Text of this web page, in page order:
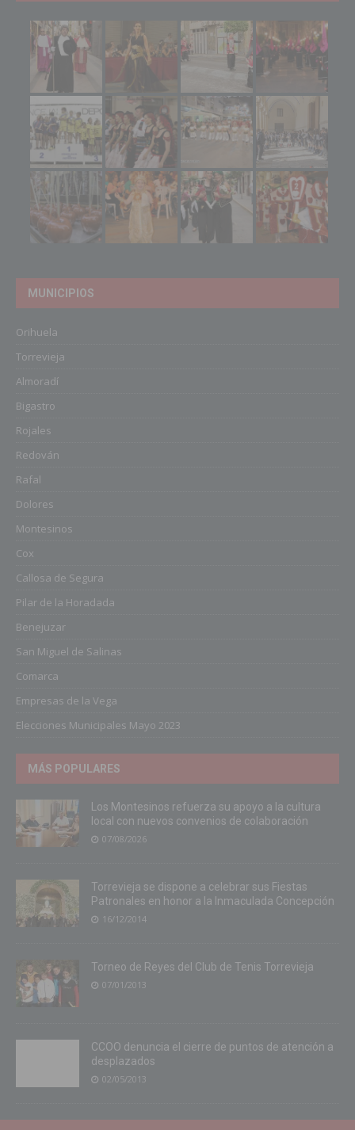
MUNICIPIOS
Orihuela
Torrevieja
Almoradí
Bigastro
Rojales
Redován
Rafal
Dolores
Montesinos
Cox
Callosa de Segura
Pilar de la Horadada
Benejuzar
San Miguel de Salinas
Comarca
Empresas de la Vega
Elecciones Municipales Mayo 2023
MÁS POPULARES
Los Montesinos refuerza su apoyo a la cultura
local con nuevos convenios de colaboración
07/08/2026
Torrevieja se dispone a celebrar sus Fiestas
Patronales en honor a la Inmaculada Concepción
16/12/2014
Torneo de Reyes del Club de Tenis Torrevieja
07/01/2013
CCOO denuncia el cierre de puntos de atención a
desplazados
02/05/2013